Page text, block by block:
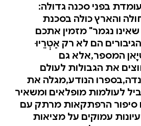
בפני סכנה גדולה:
והארץ כולה בסכנת
נגמר" מזמין אתכם
הם לא רק אַטְרֵיוּ
המספר,אלא גם
את הגבולות לעולם
הנודע,מגלה את
לעולמות מופלאים ומשאיר
סיפור הרפתקאות מרתק עם
עמוקים על מציאות